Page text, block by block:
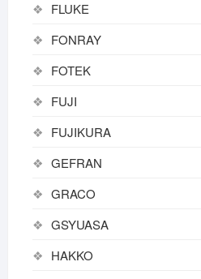
FLUKE
FONRAY
FOTEK
FUJI
FUJIKURA
GEFRAN
GRACO
GSYUASA
HAKKO